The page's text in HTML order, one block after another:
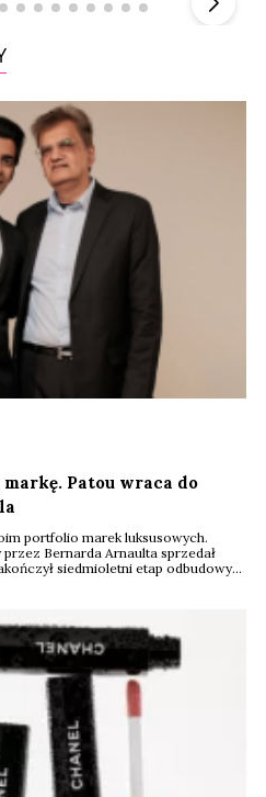
Patou wraca do
portfolio marek luksusowych.
Bernarda Arnaulta sprzedał
siedmioletni etap odbudowy